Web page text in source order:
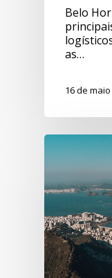
Belo
as…
16 de